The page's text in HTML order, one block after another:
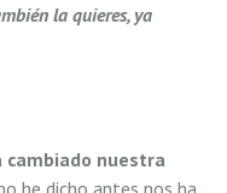
la quieres, ya
cambiado nuestra